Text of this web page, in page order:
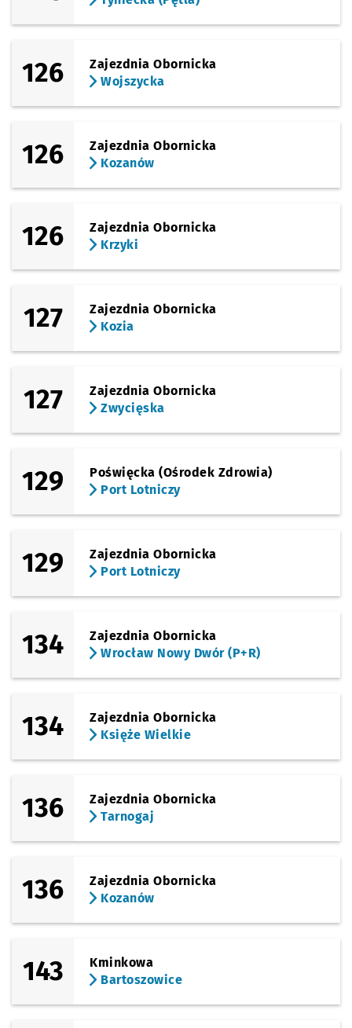
126
Zajezdnia Obornicka
Wojszycka
126
Zajezdnia Obornicka
Kozanów
126
Zajezdnia Obornicka
Krzyki
127
Zajezdnia Obornicka
Kozia
127
Zajezdnia Obornicka
Zwycięska
129
Poświęcka (Ośrodek Zdrowia)
Port Lotniczy
129
Zajezdnia Obornicka
Port Lotniczy
134
Zajezdnia Obornicka
Wrocław Nowy Dwór (P+R)
134
Zajezdnia Obornicka
Księże Wielkie
136
Zajezdnia Obornicka
Tarnogaj
136
Zajezdnia Obornicka
Kozanów
143
Kminkowa
Bartoszowice